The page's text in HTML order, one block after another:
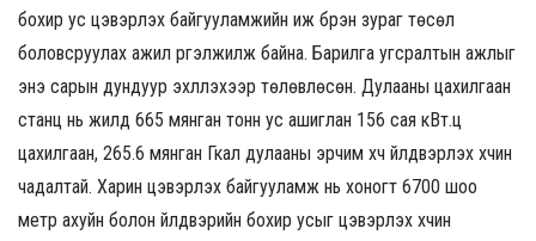
бохир ус цэвэрлэх байгууламжийн иж бүрэн зураг төсөл
боловсруулах ажил үргэлжилж байна. Барилга угсралтын ажлыг
энэ сарын дундуур эхлүүлэхээр төлөвлөсөн. Дулааны цахилгаан
станц нь жилд 665 мянган тонн ус ашиглан 156 сая кВт.ц
цахилгаан, 265.6 мянган Гкал дулааны эрчим хүч үйлдвэрлэх хүчин
чадалтай. Харин цэвэрлэх байгууламж нь хоногт 6700 шоо
метр ахуйн болон үйлдвэрийн бохир усыг цэвэрлэх хүчин